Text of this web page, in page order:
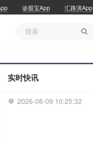
诊股宝App 汇路演App

实时快讯
 2026-08-09 10:25:32